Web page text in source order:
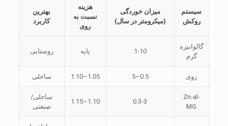
سیستم
روکش
میزان خوردگی
(میکرومتر در سال)
هزینه
نسبت به
روی
بهترین
کاربرد
گالوانیزه
گرم
1-10 پایه روستایی
روی 0.5–5
1.05–1.10 ساحلی
Zn-al-
MG
0.3-3
1.10–1.15
ساحلی/
صنعتی